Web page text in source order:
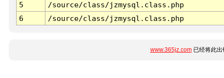
5
/source/class/jzmysql.class.php
6
/source/class/jzmysql.class.php
www.365jz.com已经将此出